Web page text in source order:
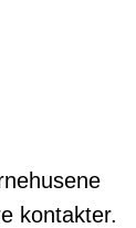
kontakter.